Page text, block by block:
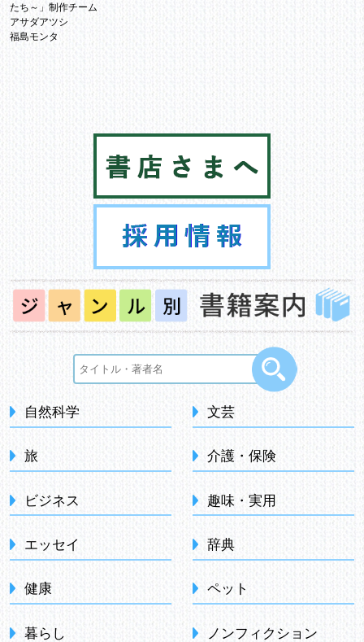
自然科学
旅
ビジネス
エッセイ
健康
暮らし
文芸
介護・保険
趣味・実用
辞典
ペット
ノンフィクション
たち～」制作チーム
アサダアツシ
福島モンタ